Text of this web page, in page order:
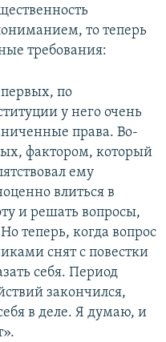
то теперь
требования:
по
у него очень
права. Во-
фактором, который
ему
влиться в
и решать вопросы,
теперь, когда вопрос
снят с повестки
себя. Период
закончился,
в деле. Я думаю, и